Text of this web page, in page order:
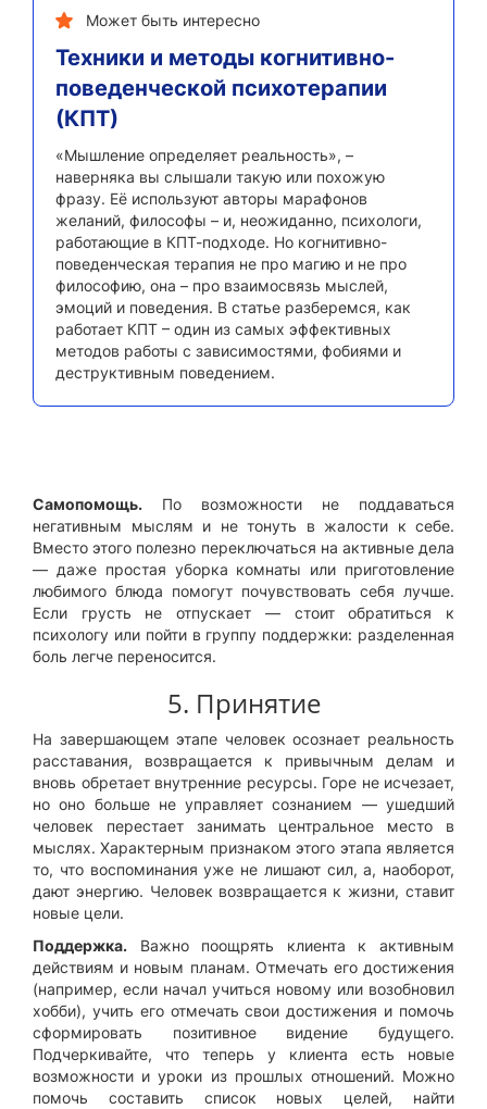
Может быть интересно
Техники и методы когнитивно-
поведенческой психотерапии
(КПТ)
«Мышление определяет реальность», –
наверняка вы слышали такую или похожую
фразу. Её используют авторы марафонов
желаний, философы – и, неожиданно, психологи,
работающие в КПТ-подходе. Но когнитивно-
поведенческая терапия не про магию и не про
философию, она – про взаимосвязь мыслей,
эмоций и поведения. В статье разберемся, как
работает КПТ – один из самых эффективных
методов работы с зависимостями, фобиями и
деструктивным поведением.
Самопомощь. По возможности не поддаваться
негативным мыслям и не тонуть в жалости к себе.
Вместо этого полезно переключаться на активные дела
— даже простая уборка комнаты или приготовление
любимого блюда помогут почувствовать себя лучше.
Если грусть не отпускает — стоит обратиться к
психологу или пойти в группу поддержки: разделенная
боль легче переносится.
5. Принятие
На завершающем этапе человек осознает реальность
расставания, возвращается к привычным делам и
вновь обретает внутренние ресурсы. Горе не исчезает,
но оно больше не управляет сознанием — ушедший
человек перестает занимать центральное место в
мыслях. Характерным признаком этого этапа является
то, что воспоминания уже не лишают сил, а, наоборот,
дают энергию. Человек возвращается к жизни, ставит
новые цели.
Поддержка. Важно поощрять клиента к активным
действиям и новым планам. Отмечать его достижения
(например, если начал учиться новому или возобновил
хобби), учить его отмечать свои достижения и помочь
сформировать позитивное видение будущего.
Подчеркивайте, что теперь у клиента есть новые
возможности и уроки из прошлых отношений. Можно
помочь составить список новых целей, найти